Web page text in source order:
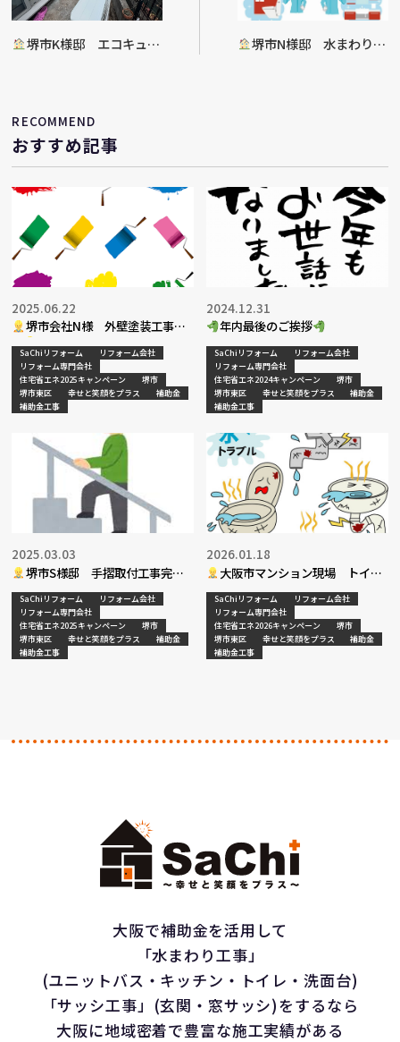
堺市K様邸 エコキュー
堺市N様邸 水まわり入
RECOMMEND
おすすめ記事
堺市会社N様 外壁塗装工事完
了
2025.06.22
SaChiリフォーム
リフォーム会社
リフォーム専門会社
住宅省エネ2025キャンペーン
堺市
堺市東区
幸せと笑顔をプラス
補助金
補助金工事
年内最後のご挨拶
2024.12.31
SaChiリフォーム
リフォーム会社
リフォーム専門会社
住宅省エネ2024キャンペーン
堺市
堺市東区
幸せと笑顔をプラス
補助金
補助金工事
堺市S様邸 手摺取付工事完了
2025.03.03
SaChiリフォーム
リフォーム会社
リフォーム専門会社
住宅省エネ2025キャンペーン
堺市
堺市東区
幸せと笑顔をプラス
補助金
補助金工事
大阪市マンション現場 トイレ
配管補修工事完了
2026.01.18
SaChiリフォーム
リフォーム会社
リフォーム専門会社
住宅省エネ2026キャンペーン
堺市
堺市東区
幸せと笑顔をプラス
補助金
補助金工事
大阪で補助金を活用して
「水まわり工事」
(ユニットバス・キッチン・トイレ・洗面台)
「サッシ工事」(玄関・窓サッシ)をするなら
大阪に地域密着で豊富な施工実績がある